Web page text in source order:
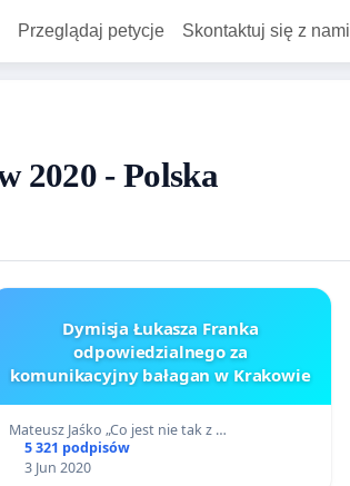
Przeglądaj petycje Skontaktuj się z nami
2020 - Polska
Dymisja Łukasza Franka
odpowiedzialnego za
komunikacyjny bałagan w Krakowie
Mateusz Jaśko „Co jest nie tak z …
5 321 podpisów
3 Jun 2020